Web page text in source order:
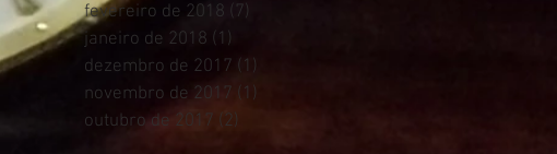
fevereiro de 2018 (7)
janeiro de 2018 (1)
dezembro de 2017 (1)
novembro de 2017
(1)
outubro de 2017 (2)